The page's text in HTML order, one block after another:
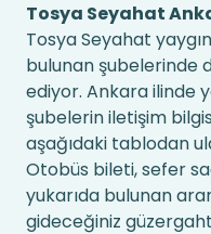
Tosya Seyahat
Tosya Seyahat
bulunan şubelerinde
ediyor. Ankara ilinde
şubelerin iletişim
aşağıdaki tablodan
Otobüs bileti, sefer
yukarıda bulunan
gideceğiniz